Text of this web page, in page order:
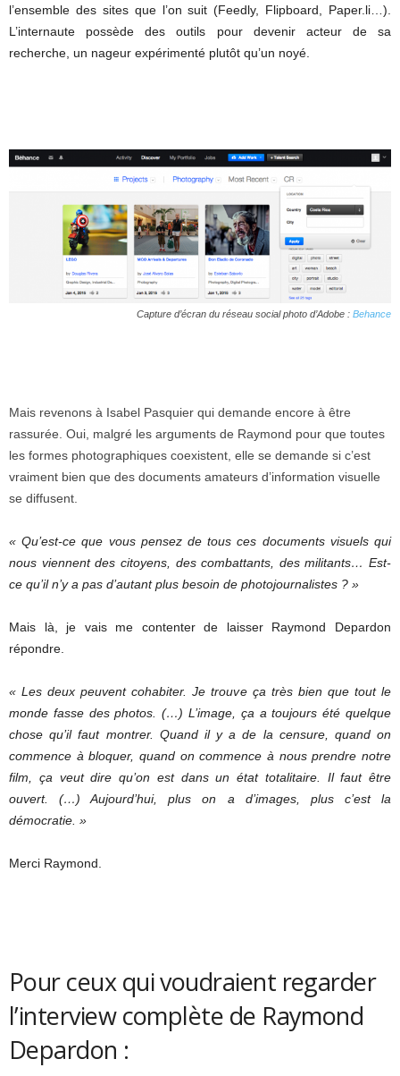
l’ensemble des sites que l’on suit (Feedly, Flipboard, Paper.li…).
L’internaute possède des outils pour devenir acteur de sa
recherche, un nageur expérimenté plutôt qu’un noyé.
Capture d’écran du réseau social photo d’Adobe : Behance
Mais revenons à Isabel Pasquier qui demande encore à être
rassurée. Oui, malgré les arguments de Raymond pour que toutes
les formes photographiques coexistent, elle se demande si c’est
vraiment bien que des documents amateurs d’information visuelle
se diffusent.
« Qu’est-ce que vous pensez de tous ces documents visuels qui
nous viennent des citoyens, des combattants, des militants… Est-
ce qu’il n’y a pas d’autant plus besoin de photojournalistes ? »
Mais là, je vais me contenter de laisser Raymond Depardon
répondre.
« Les deux peuvent cohabiter. Je trouve ça très bien que tout le
monde fasse des photos. (…) L’image, ça a toujours été quelque
chose qu’il faut montrer. Quand il y a de la censure, quand on
commence à bloquer, quand on commence à nous prendre notre
film, ça veut dire qu’on est dans un état totalitaire. Il faut être
ouvert. (…) Aujourd’hui, plus on a d’images, plus c’est la
démocratie. »
Merci Raymond.
Pour ceux qui voudraient regarder
l’interview complète de Raymond
Depardon :